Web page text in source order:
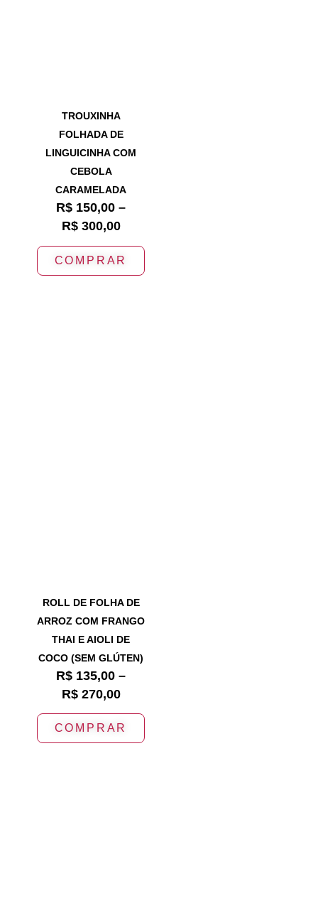
TROUXINHA
FOLHADA DE
LINGUICINHA COM
CEBOLA
CARAMELADA
R$ 150,00 –
R$300,00
COMPRAR
ROLL DE FOLHA DE
ARROZ COM FRANGO
THAI E AIOLI DE
COCO (SEM GLÚTEN)
R$ 135,00 –
R$270,00
COMPRAR